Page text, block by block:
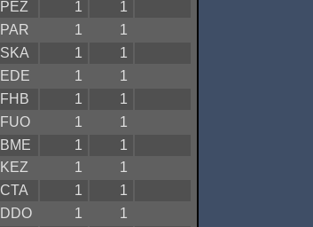
PEZ 1
1
PAR 1
1
SKA 1
1
EDE 1
1
FHB 1
1
FUO 1
1
BME 1
1
KEZ 1
1
CTA 1
1
DDO 1
1